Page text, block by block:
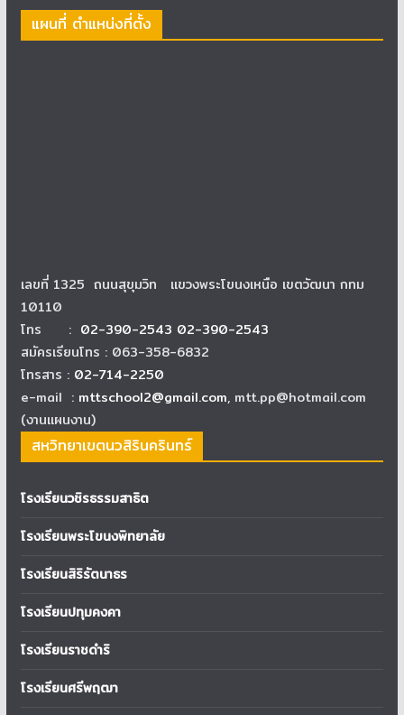
แผนที่ ตำแหน่งที่ตั้ง
เลขที่ 1325 ถนนสุขุมวิท แขวงพระโขนงเหนือ เขตวัฒนา กทม
10110
โทร : 02-390-2543 02-390-2543
สมัครเรียนโทร : 063-358-6832
โทรสาร : 02-714-2250
e-mail : mttschool2@gmail.com, mtt.pp@hotmail.com
(งานแผนงาน)
สหวิทยาเขตนวสิรินครินทร์
โรงเรียนวชิรธรรมสาธิต
โรงเรียนพระโขนงพิทยาลัย
โรงเรียนสิริรัตนาธร
โรงเรียนปทุมคงคา
โรงเรียนราชดำริ
โรงเรียนศรีพฤฒา